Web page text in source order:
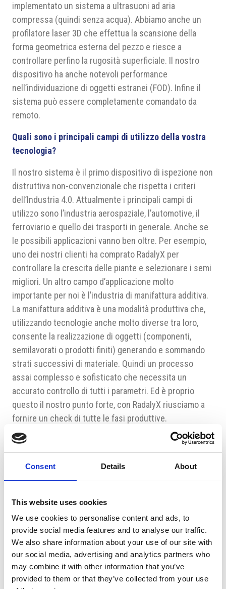
Consent Details About
This website uses cookies
We use cookies to personalise content and ads, to
provide social media features and to analyse our traffic.
We also share information about your use of our site with
our social media, advertising and analytics partners who
may combine it with other information that you’ve
provided to them or that they’ve collected from your use
implementato un sistema a ultrasuoni ad aria
compressa (quindi senza acqua). Abbiamo anche un
profilatore laser 3D che effettua la scansione della
forma geometrica esterna del pezzo e riesce a
controllare perfino la rugosità superficiale. Il nostro
dispositivo ha anche notevoli performance
nell’individuazione di oggetti estranei (FOD). Infine il
sistema può essere completamente comandato da
remoto.
Quali sono i principali campi di utilizzo della vostra
tecnologia?
Il nostro sistema è il primo dispositivo di ispezione non
distruttiva non-convenzionale che rispetta i criteri
dell’Industria 4.0. Attualmente i principali campi di
utilizzo sono l’industria aerospaziale, l’automotive, il
ferroviario e quello dei trasporti in generale. Anche se
le possibili applicazioni vanno ben oltre. Per esempio,
uno dei nostri clienti ha comprato RadalyX per
controllare la crescita delle piante e selezionare i semi
migliori. Un altro campo d’applicazione molto
importante per noi è l’industria di manifattura additiva.
La manifattura additiva è una modalità produttiva che,
utilizzando tecnologie anche molto diverse tra loro,
consente la realizzazione di oggetti (componenti,
semilavorati o prodotti finiti) generando e sommando
strati successivi di materiale. Quindi un processo
assai complesso e sofisticato che necessita un
accurato controllo di tutti i parametri. Ed è proprio
questo il nostro punto forte, con RadalyX riusciamo a
fornire un check di tutte le fasi produttive.
Proprio con questo scopo è in atto un innovativo
progetto, in collaborazione con il Cluster Aerospaziale
della Moravia (MLK), per definire la catena completa per
la fornitura dei componenti strutturali ottenuti da
alla qualifica certificata.
Nei prossimi due o tre anni prevediamo che i nostri
dispositivi si integreranno nei sistemi di fabbrica
intelligente, in cui avranno una grande importanza la
diagnostica e il controllo della qualità. I nostri robot
collaborativi faranno parte di un flusso di dati generati